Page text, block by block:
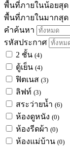
พื้นที่ภายในน้อยสุด
พื้นที่ภายในมากสุด
คำค้นหา
รหัสประกาศ
2 ชั้น (4)
ตู้เย็น (4)
ฟิตเนส (3)
ลิฟท์ (3)
สระว่ายน้ำ (6)
ห้องดูหนัง (0)
ห้องรีดผ้า (0)
ห้องแม่บ้าน (0)